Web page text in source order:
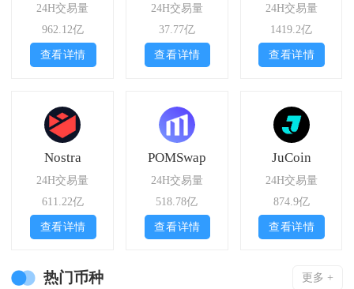
24H交易量
962.12亿
查看详情
24H交易量
37.77亿
查看详情
24H交易量
1419.2亿
查看详情
Nostra
24H交易量
611.22亿
查看详情
POMSwap
24H交易量
518.78亿
查看详情
JuCoin
24H交易量
874.9亿
查看详情
热门币种 更多 +